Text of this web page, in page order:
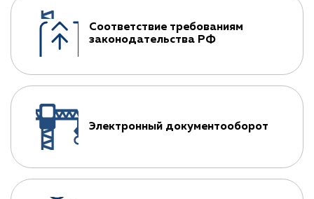
Соответствие требованиям
законодательства РФ
Электронный документооборот